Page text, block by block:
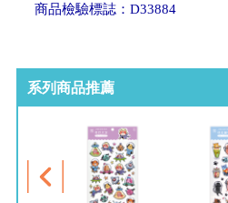
商品檢驗標誌：D33884
系列商品推薦